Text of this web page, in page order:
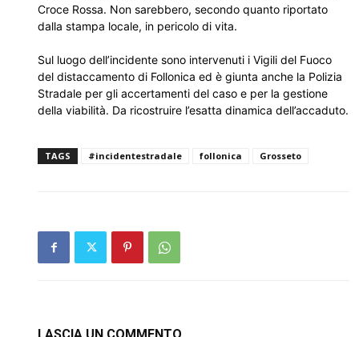
Croce Rossa. Non sarebbero, secondo quanto riportato
dalla stampa locale, in pericolo di vita.
Sul luogo dell’incidente sono intervenuti i Vigili del Fuoco
del distaccamento di Follonica ed è giunta anche la Polizia
Stradale per gli accertamenti del caso e per la gestione
della viabilità. Da ricostruire l’esatta dinamica dell’accaduto.
TAGS #incidentestradale follonica Grosseto